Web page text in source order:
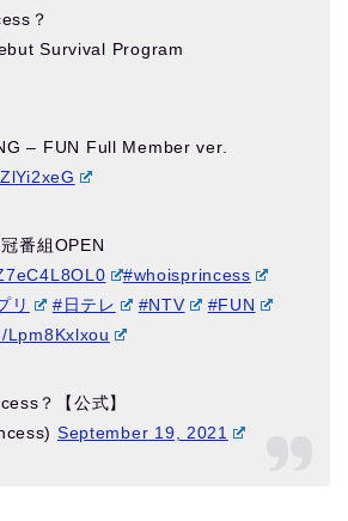
？
Survival Program
– FUN Full Member ver.
番組OPEN
#whoisprincess
リ #日テレ #NTV
#FUN
Lpm8Kxlxou
？【公式】
September 19, 2021